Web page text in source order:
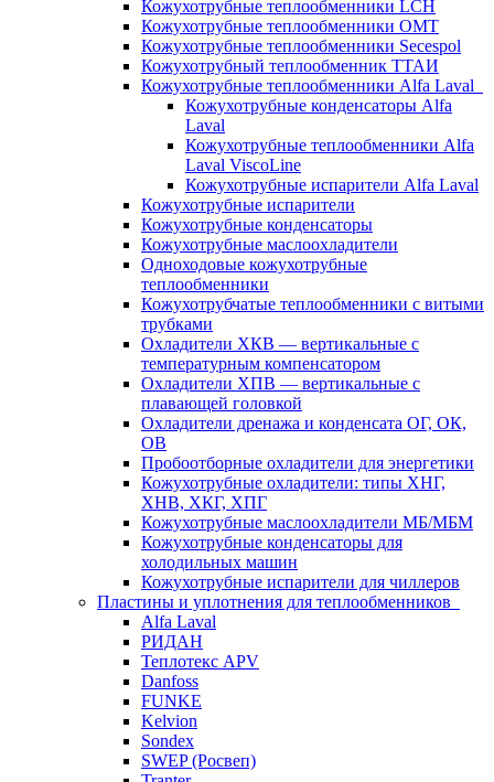
Кожухотрубные теплообменники LCH
Кожухотрубные теплообменники OMT
Кожухотрубные теплообменники Secespol
Кожухотрубный теплообменник ТТАИ
Кожухотрубные теплообменники Alfa Laval
Кожухотрубные конденсаторы Alfa
Laval
Кожухотрубные теплообменники Alfa
Laval ViscoLine
Кожухотрубные испарители Alfa Laval
Кожухотрубные испарители
Кожухотрубные конденсаторы
Кожухотрубные маслоохладители
Одноходовые кожухотрубные
теплообменники
Кожухотрубчатые теплообменники с витыми
трубками
Охладители ХКВ — вертикальные с
температурным компенсатором
Охладители ХПВ — вертикальные с
плавающей головкой
Охладители дренажа и конденсата ОГ, ОК,
ОВ
Пробоотборные охладители для энергетики
Кожухотрубные охладители: типы ХНГ,
ХНВ, ХКГ, ХПГ
Кожухотрубные маслоохладители МБ/МБМ
Кожухотрубные конденсаторы для
холодильных машин
Кожухотрубные испарители для чиллеров
Пластины и уплотнения для теплообменников
Alfa Laval
РИДАН
Теплотекс APV
Danfoss
FUNKE
Kelvion
Sondex
SWEP (Росвеп)